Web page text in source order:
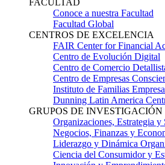
FACULTAD
Conoce a nuestra Facultad
Facultad Global
CENTROS DE EXCELENCIA
FAIR Center for Financial
Centro de Evolución Digital
Centro de Comercio
Centro de Empresas
Instituto de Familias
Dunning Latin America
GRUPOS DE INVESTIGACIÓN
Organizaciones, Estrategia y
Negocios, Finanzas y
Liderazgo y Dinámica
Ciencia del Consumidor y